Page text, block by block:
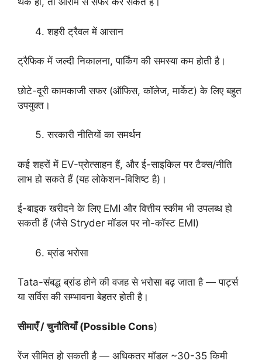
शहरी ट्रैवल में आसान
ट्रैफिक में जल्दी निकालना, पार्किंग की समस्या कम होती है।
छोटे-दूरी कामकाजी सफर (ऑफिस, कॉलेज, मार्केट) के लिए बहुत
उपयुक्त।
सरकारी नीतियों का समर्थन
कई शहरों में EV-प्रोत्साहन हैं, और ई-साइकिल पर टैक्स/नीति
लाभ हो सकते हैं (यह लोकेशन-विशिष्ट है)।
ई-बाइक खरीदने के लिए EMI और वित्तीय स्कीम भी उपलब्ध हो
सकती हैं (जैसे Stryder मॉडल पर नो-कॉस्ट EMI)
ब्रांड भरोसा
Tata-संबद्ध ब्रांड होने की वजह से भरोसा बढ़ जाता है — पार्ट्स
या सर्विस की सम्भावना बेहतर होती है।
सीमाएँ / चुनौतियाँ (Possible Cons)
रेंज सीमित हो सकती है — अधिकतर मॉडल ~30-35 किमी